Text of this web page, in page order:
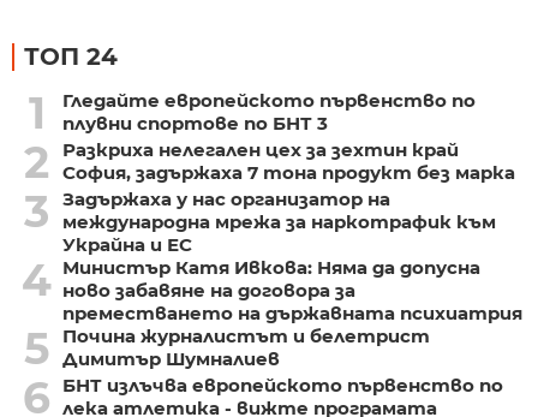
ТОП 24
1
Гледайте европейското първенство по
плувни спортове по БНТ 3
2
Разкриха нелегален цех за зехтин край
София, задържаха 7 тона продукт без марка
3
Задържаха у нас организатор на
международна мрежа за наркотрафик към
Украйна и ЕС
4 Министър Катя Ивкова: Няма да допусна
ново забавяне на договора за
преместването на държавната психиатрия
5
Почина журналистът и белетрист
Димитър Шумналиев
6
БНТ излъчва европейското първенство по
лека атлетика - вижте програмата